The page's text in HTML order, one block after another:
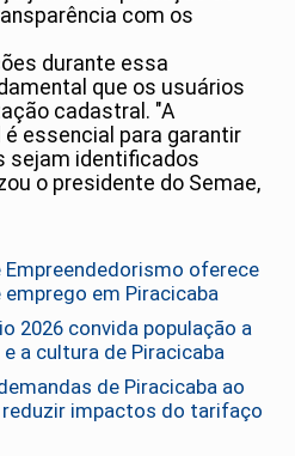
com os
durante essa
que os usuários
cadastral. "A
essencial para garantir
sejam identificados
o presidente do Semae,
Empreendedorismo oferece
em Piracicaba
2026 convida população a
a cultura de Piracicaba
de Piracicaba ao
reduzir impactos do tarifaço